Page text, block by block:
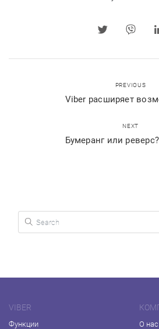
PREVIOUS
NEXT
Search for:
VIBER
Функции
О нас